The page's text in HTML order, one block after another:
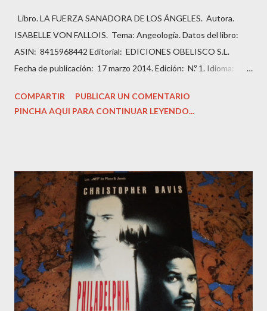
Libro. LA FUERZA SANADORA DE LOS ÁNGELES. Autora.
ISABELLE VON FALLOIS. Tema: Angeología. Datos del libro:
ASIN: ‎ 8415968442 Editorial: ‎ EDICIONES OBELISCO S.L.
Fecha de publicación: ‎ 17 marzo 2014. Edición: ‎ N.º 1. Idioma: ‎
978-8415968443 Peso del producto: ‎ 499 g Dimensiones: ‎
14.99 x 2.54 x 22.86 cm Estado del libro: Muy bueno, como
romper con una pauta antigua y programar otra más positiva se
necesita un período de tiempo comprendido entre 21 y 28 días.
A partir de entonces, se forman en el cerebro nuevas vías
neuronales, y, por ende, otras creencias positivas que nos
ayudan a alcanzar nuestros sueños. En tu recorrido personal a
través de este proceso de 28 días, dejarás atrás antiguas ideas y
actitudes t...
COMPARTIR
PUBLICAR UN COMENTARIO
PINCHA AQUI PARA CONTINUAR LEYENDO...